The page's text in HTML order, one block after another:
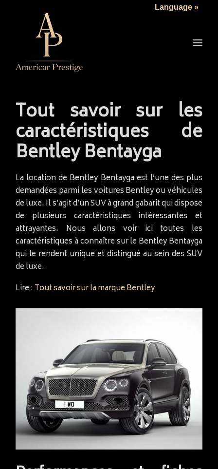
LA SOCIÉTÉ
LES VÉHICULES
TARIFS
NOUS CONTACTER
Tout savoir sur les
caractéristiques de
Bentley Bentayga
La location de Bentley Bentayga est l’une des plus
demandées parmi les voitures Bentley ou véhicules
de luxe. Il s’agit d’un SUV à grand gabarit qui dispose
de plusieurs caractéristiques intéressantes et
attrayantes. Nous allons voir ici toutes les
caractéristiques à connaître sur le Bentley Bentayga
qui le rendent unique et distingué au sein des SUV
de luxe.
Lire :Tout savoir sur la marque Bentley
Language »